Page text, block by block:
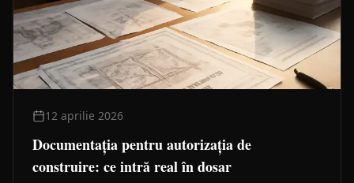
12 aprilie 2026
Documentația pentru autorizația de
construire: ce intră real în dosar